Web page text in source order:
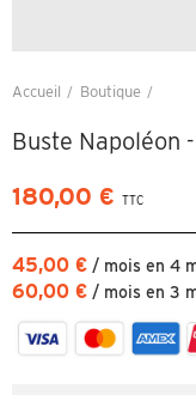
Accueil Boutique
Buste Napoléon
180,00 € TTC
45,00 € / mois en 4
60,00 € / mois en 3